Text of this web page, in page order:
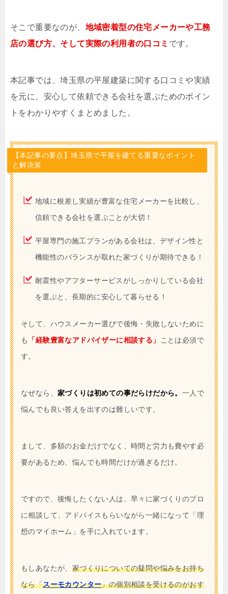
そこで重要なのが、 地域密着型の住宅メーカーや工務
店の選び方、そして実際の利用者の口コミ です。
本記事では、埼玉県の平屋建築に関する口コミや実績
を元に、安心して依頼できる会社を選ぶためのポイン
トをわかりやすくまとめました。
【本記事の要点】埼玉県で平屋を建てる重要なポイント
と解決策
地域に根差し実績が豊富な住宅メーカーを比較し、
信頼できる会社を選ぶことが大切！
平屋専門の施工プランがある会社は、デザイン性と
機能性のバランスが取れた家づくりが期待できる！
耐震性やアフターサービスがしっかりしている会社
を選ぶと、長期的に安心して暮らせる！
そして、ハウスメーカー選びで後悔・失敗しないために
も
「経験豊富なアドバイザーに相談する」
ことは必須で
す。
なぜなら、 家づくりは初めての事だらけだから。 一人で
悩んでも良い答えを出すのは難しいです。
まして、多額のお金だけでなく、時間と労力も費やす必
要があるため、悩んでも時間だけが過ぎるだけ。
ですので、後悔したくない人は、早々に家づくりのプロ
に相談して、アドバイスもらいながら一緒になって「理
想のマイホーム」を手に入れています。
もしあなたが、 家づくりについての疑問や悩みをお持ち
なら「スーモカウンター」の個別相談を受けるのがおす